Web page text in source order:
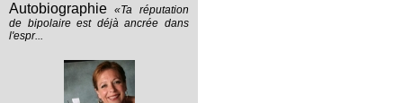
Autobiographie «Ta réputation
de bipolaire est déjà ancrée dans
l'espr...